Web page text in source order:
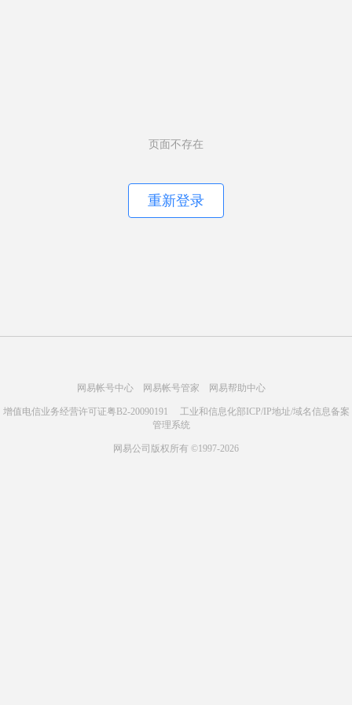
页面不存在
重新登录
网易帐号中心 网易帐号管家 网易帮助中心
增值电信业务经营许可证粤B2-20090191
工业和信息化部ICP/IP地址/域名信息备案
管理系统
网易公司版权所有 ©1997-2026